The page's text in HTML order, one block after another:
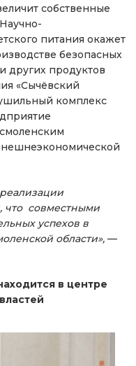
собственные
питания окажет
безопасных
других продуктов
«Сычёвский
комплекс
что совместными
успехов в
области», —
в центре